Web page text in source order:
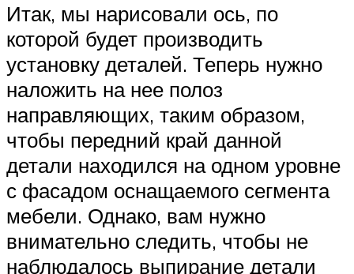
Итак, мы нарисовали ось, по
которой будет производить
установку деталей. Теперь нужно
наложить на нее полоз
направляющих, таким образом,
чтобы передний край данной
детали находился на одном уровне
с фасадом оснащаемого сегмента
мебели. Однако, вам нужно
внимательно следить, чтобы не
наблюдалось выпирание детали